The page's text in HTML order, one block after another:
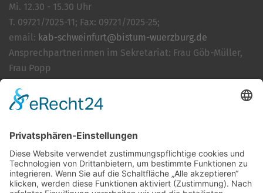
Mi. 12.30 - 15.30 Uhr
T. 09721/7025-11; Fax: 09721/7025-25;
email: kab-schweinfurt@bistum-wuerzburg.de
Ansprechpartnerinnen im Sekretariat: Frau Göb-Müller,
Frau Popp